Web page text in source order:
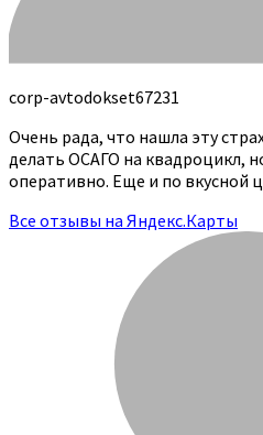
corp-avtodokset67231
Очень рада, что нашла эту
делать ОСАГО на квадроцикл,
оперативно. Еще и по вкусной
Все отзывы на Яндекс.Карты